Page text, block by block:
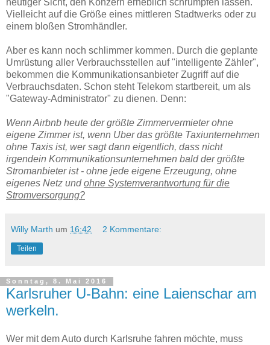
Vielleicht auf die Größe eines mittleren Stadtwerks oder zu
einem bloßen Stromhändler.
Aber es kann noch schlimmer kommen. Durch die geplante
Umrüstung aller Verbrauchsstellen auf "intelligente Zähler",
bekommen die Kommunikationsanbieter Zugriff auf die
Verbrauchsdaten. Schon steht Telekom startbereit, um als
"Gateway-Administrator" zu dienen. Denn:
Wenn Airbnb heute der größte Zimmervermieter ohne
eigene Zimmer ist, wenn Uber das größte Taxiunternehmen
ohne Taxis ist, wer sagt dann eigentlich, dass nicht
irgendein Kommunikationsunternehmen bald der größte
Stromanbieter ist - ohne jede eigene Erzeugung, ohne
eigenes Netz undohne Systemverantwortung für die
Stromversorgung?
Willy Marth um 16:42 2 Kommentare:
Teilen
Sonntag, 8. Mai 2016
Karlsruher U-Bahn: eine Laienschar am
werkeln.
Wer mit dem Auto durch Karlsruhe fahren möchte, muss